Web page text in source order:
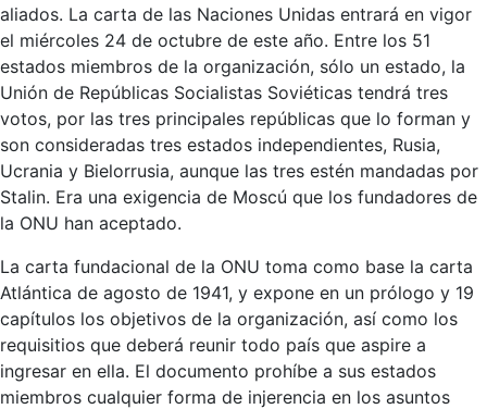
aliados. La carta de las Naciones Unidas entrará en vigor
el miércoles 24 de octubre de este año. Entre los 51
estados miembros de la organización, sólo un estado, la
Unión de Repúblicas Socialistas Soviéticas tendrá tres
votos, por las tres principales repúblicas que lo forman y
son consideradas tres estados independientes, Rusia,
Ucrania y Bielorrusia, aunque las tres estén mandadas por
Stalin. Era una exigencia de Moscú que los fundadores de
la ONU han aceptado.
La carta fundacional de la ONU toma como base la carta
Atlántica de agosto de 1941, y expone en un prólogo y 19
capítulos los objetivos de la organización, así como los
requisitios que deberá reunir todo país que aspire a
ingresar en ella. El documento prohíbe a sus estados
miembros cualquier forma de injerencia en los asuntos